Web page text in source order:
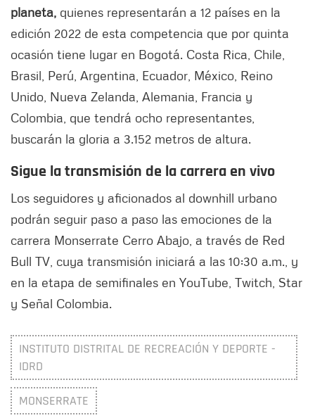
planeta, quienes representarán a 12 países en la
edición 2022 de esta competencia que por quinta
ocasión tiene lugar en Bogotá. Costa Rica, Chile,
Brasil, Perú, Argentina, Ecuador, México, Reino
Unido, Nueva Zelanda, Alemania, Francia y
Colombia, que tendrá ocho representantes,
buscarán la gloria a 3.152 metros de altura.
Sigue la transmisión de la carrera en vivo
Los seguidores y aficionados al downhill urbano
podrán seguir paso a paso las emociones de la
carrera Monserrate Cerro Abajo, a través de Red
Bull TV, cuya transmisión iniciará a las 10:30 a.m., y
en la etapa de semifinales en YouTube, Twitch, Star
y Señal Colombia.
INSTITUTO DISTRITAL DE RECREACIÓN Y DEPORTE -
IDRD
MONSERRATE